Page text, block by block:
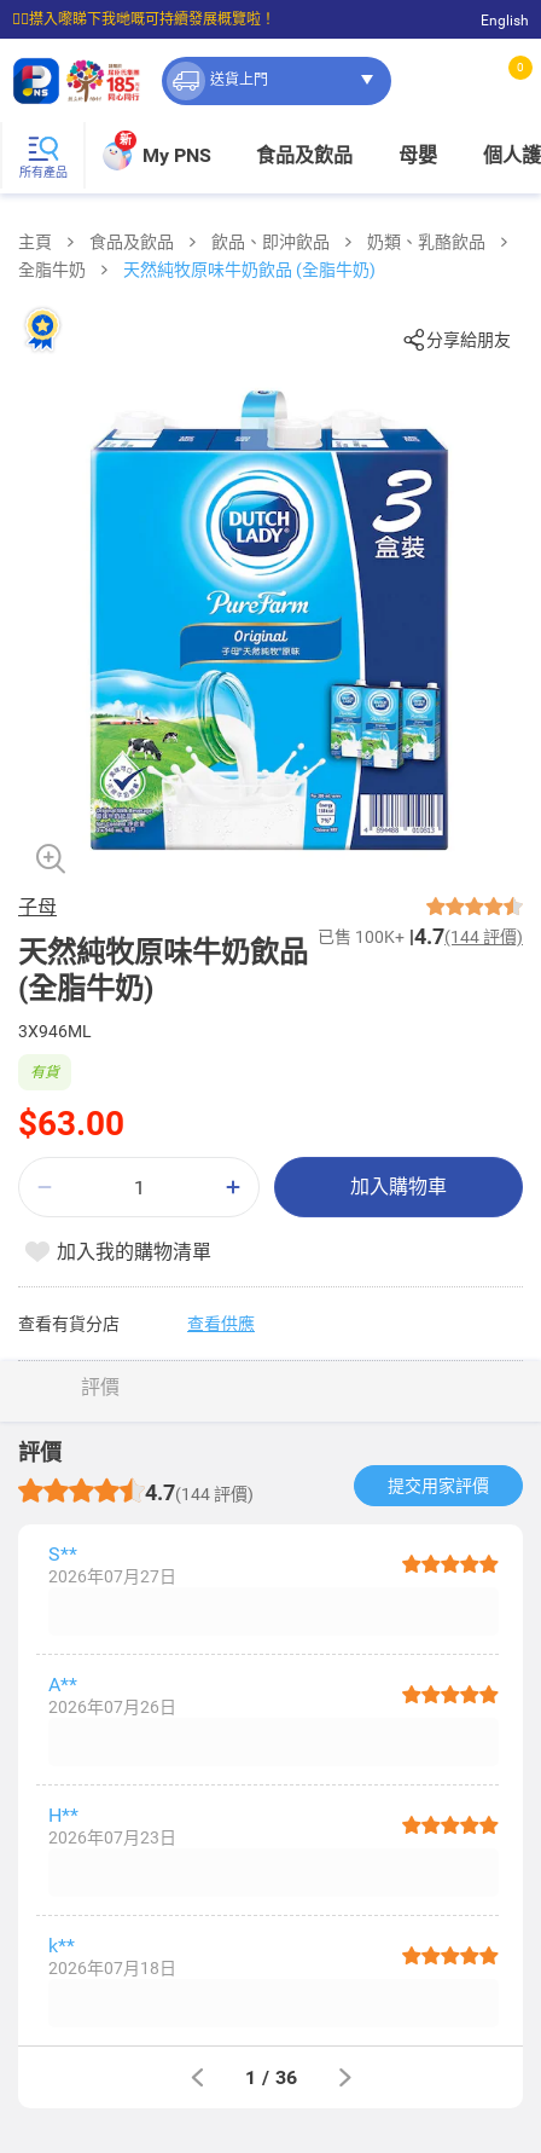
☝🏼㩒入嚟睇下我哋嘅可持續發展概覽啦！
⭐購物滿$399即享免費送貨；滿$100即可免費店取。
English
送貨上門
0
所有產品
新
My PNS 食品及飲品 母嬰 個人
主頁 食品及飲品 飲品、即沖飲品
奶類、乳酪飲品
全脂牛奶
天然純牧原味牛奶飲品 (全脂牛奶)
分享給朋友
子母
天然純牧原味牛奶飲品
(全脂牛奶)
已售 100K+ 4.7(144 評價)
3X946ML
$63.00
有貨
加入購物車
加入我的購物清單
查看有貨分店 查看供應
評價
評價
4.7(144 評價) 提交用家評價​
S**
2026年07月27日
A**
2026年07月26日
H**
2026年07月23日
k**
2026年07月18日
1 / 36